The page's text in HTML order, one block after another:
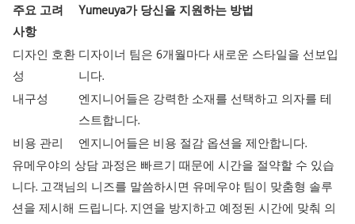
주요 고려
사항
Yumeuya가 당신을 지원하는 방법
디자인 호환
성
디자이너 팀은 6개월마다 새로운 스타일을 선보입
니다.
내구성
엔지니어들은 강력한 소재를 선택하고 의자를 테
스트합니다.
비용 관리
엔지니어들은 비용 절감 옵션을 제안합니다.
유메우야의 상담 과정은 빠르기 때문에 시간을 절약할 수 있습
니다. 고객님의 니즈를 말씀하시면 유메우야 팀이 맞춤형 솔루
션을 제시해 드립니다. 지연을 방지하고 예정된 시간에 맞춰 의